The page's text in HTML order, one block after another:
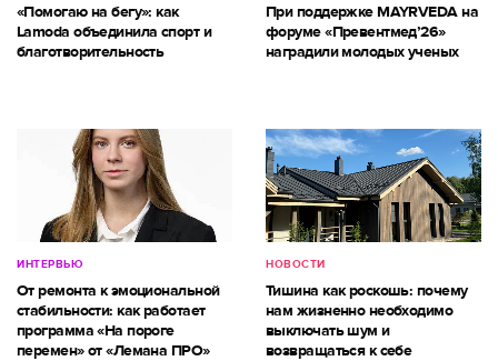
«Помогаю на бегу»: как
Lamoda объединила спорт и
благотворительность
При поддержке MAYRVEDA на
форуме «Превентмед’26»
наградили молодых ученых
ИНТЕРВЬЮ
От ремонта к эмоциональной
стабильности: как работает
программа «На пороге
перемен» от «Лемана ПРО»
НОВОСТИ
Тишина как роскошь: почему
нам жизненно необходимо
выключать шум и
возвращаться к себе